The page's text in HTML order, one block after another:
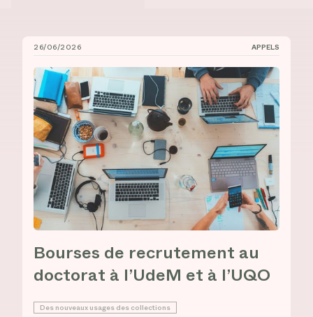
Bourses de recrutement au doctorat à l’UdeM et à
26/06/2026 APPELS
Bourses de recrutement au
doctorat à l’UdeM et à l’UQO
Des nouveaux usages des collections